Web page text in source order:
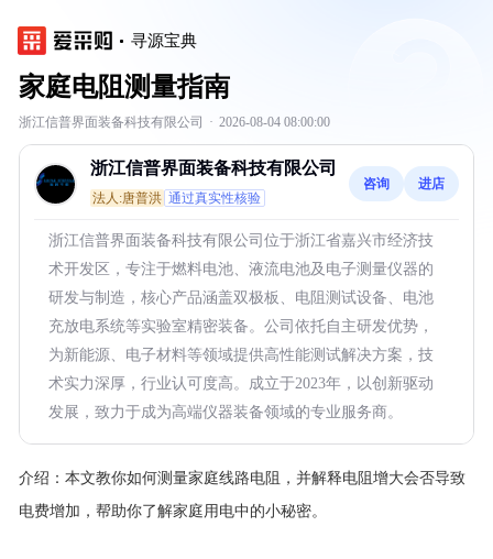
寻源宝典
家庭电阻测量指南
浙江信普界面装备科技有限公司 · 2026-08-04 08:00:00
浙江信普界面装备科技有限公司
法人:唐普洪 通过真实性核验
咨询 进店
浙江信普界面装备科技有限公司位于浙江省嘉兴市经济技
术开发区，专注于燃料电池、液流电池及电子测量仪器的
研发与制造，核心产品涵盖双极板、电阻测试设备、电池
充放电系统等实验室精密装备。公司依托自主研发优势，
为新能源、电子材料等领域提供高性能测试解决方案，技
术实力深厚，行业认可度高。成立于2023年，以创新驱动
发展，致力于成为高端仪器装备领域的专业服务商。
介绍： 本文教你如何测量家庭线路电阻，并解释电阻增大会否导致
电费增加，帮助你了解家庭用电中的小秘密。